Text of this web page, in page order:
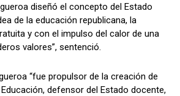
diseñó el concepto del Estado
de la educación republicana, la
y con el impulso del calor de una
valores”, sentenció.
“fue propulsor de la creación de
defensor del Estado docente,